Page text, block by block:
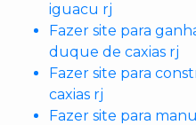
iguacu rj
Fazer site para
duque de caxias rj
Fazer site para
caxias rj
Fazer site para